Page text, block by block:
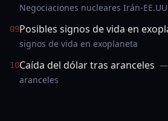
Negociaciones nucleares Irán-
09Posibles signos de vida en
signos de vida en exoplaneta
10Caída del dólar tras aranceles —
aranceles